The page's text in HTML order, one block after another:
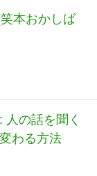
本おかしば
の話を聞く
わる方法